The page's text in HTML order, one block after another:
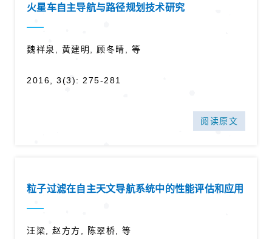
火星车自主导航与路径规划技术研究
魏祥泉, 黄建明, 顾冬晴, 等
2016, 3(3): 275-281
阅读原文
粒子过滤在自主天文导航系统中的性能评估和应用
汪梁, 赵方方, 陈翠桥, 等